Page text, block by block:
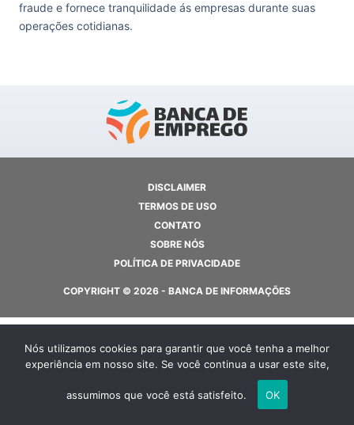
fraude e fornece tranquilidade ás empresas durante suas
operações cotidianas.
DISCLAIMER
TERMOS DE USO
CONTATO
SOBRE NÓS
POLÍTICA DE PRIVACIDADE
COPYRIGHT © 2026 - BANCA DE INFORMAÇÕES
Nós utilizamos cookies para garantir que você tenha a melhor
experiência em nosso site. Se você continua a usar este site,
assumimos que você está satisfeito. OK